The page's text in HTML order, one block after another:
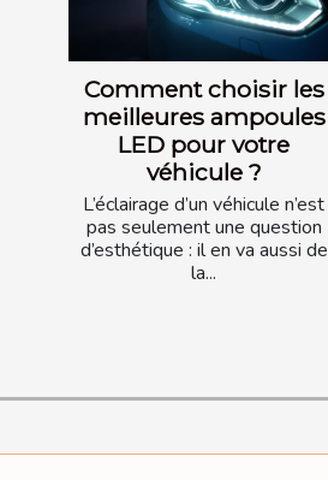
Comment choisir les
meilleures ampoules
LED pour votre
véhicule ?
L’éclairage d’un véhicule n’est
pas seulement une question
d’esthétique : il en va aussi de
la...